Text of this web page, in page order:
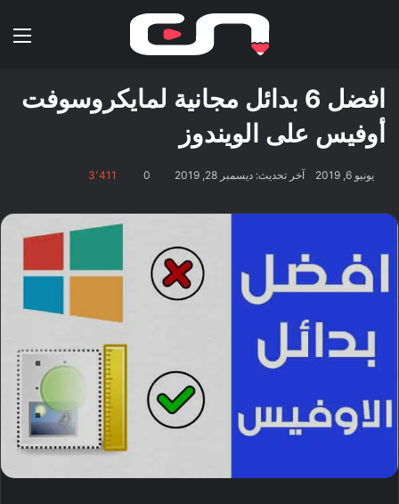
افضل 6 بدائل مجانية لمايكروسوفت
أوفيس على الويندوز
يونيو 6, 2019 آخر تحديث: ديسمبر 28, 2019 0 3٬411